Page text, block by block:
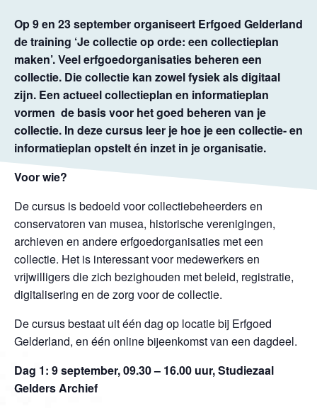
Op 9 en 23 september organiseert Erfgoed Gelderland
de training ‘Je collectie op orde: een collectieplan
maken’.Veel erfgoedorganisaties beheren een
collectie. Die collectie kan zowel fysiek als digitaal
zijn. Een actueel collectieplan en informatieplan
vormen de basis voor het goed beheren van je
collectie. In deze cursus leer je hoe je een collectie- en
informatieplan opstelt én inzet in je organisatie.
Voor wie?
De cursus is bedoeld voor collectiebeheerders en
conservatoren van musea, historische verenigingen,
archieven en andere erfgoedorganisaties met een
collectie. Het is interessant voor medewerkers en
vrijwilligers die zich bezighouden met beleid, registratie,
digitalisering en de zorg voor de collectie.
De cursus bestaat uit één dag op locatie bij Erfgoed
Gelderland, en één online bijeenkomst van een dagdeel.
Dag 1: 9 september, 09.30 – 16.00 uur, Studiezaal
Gelders Archief